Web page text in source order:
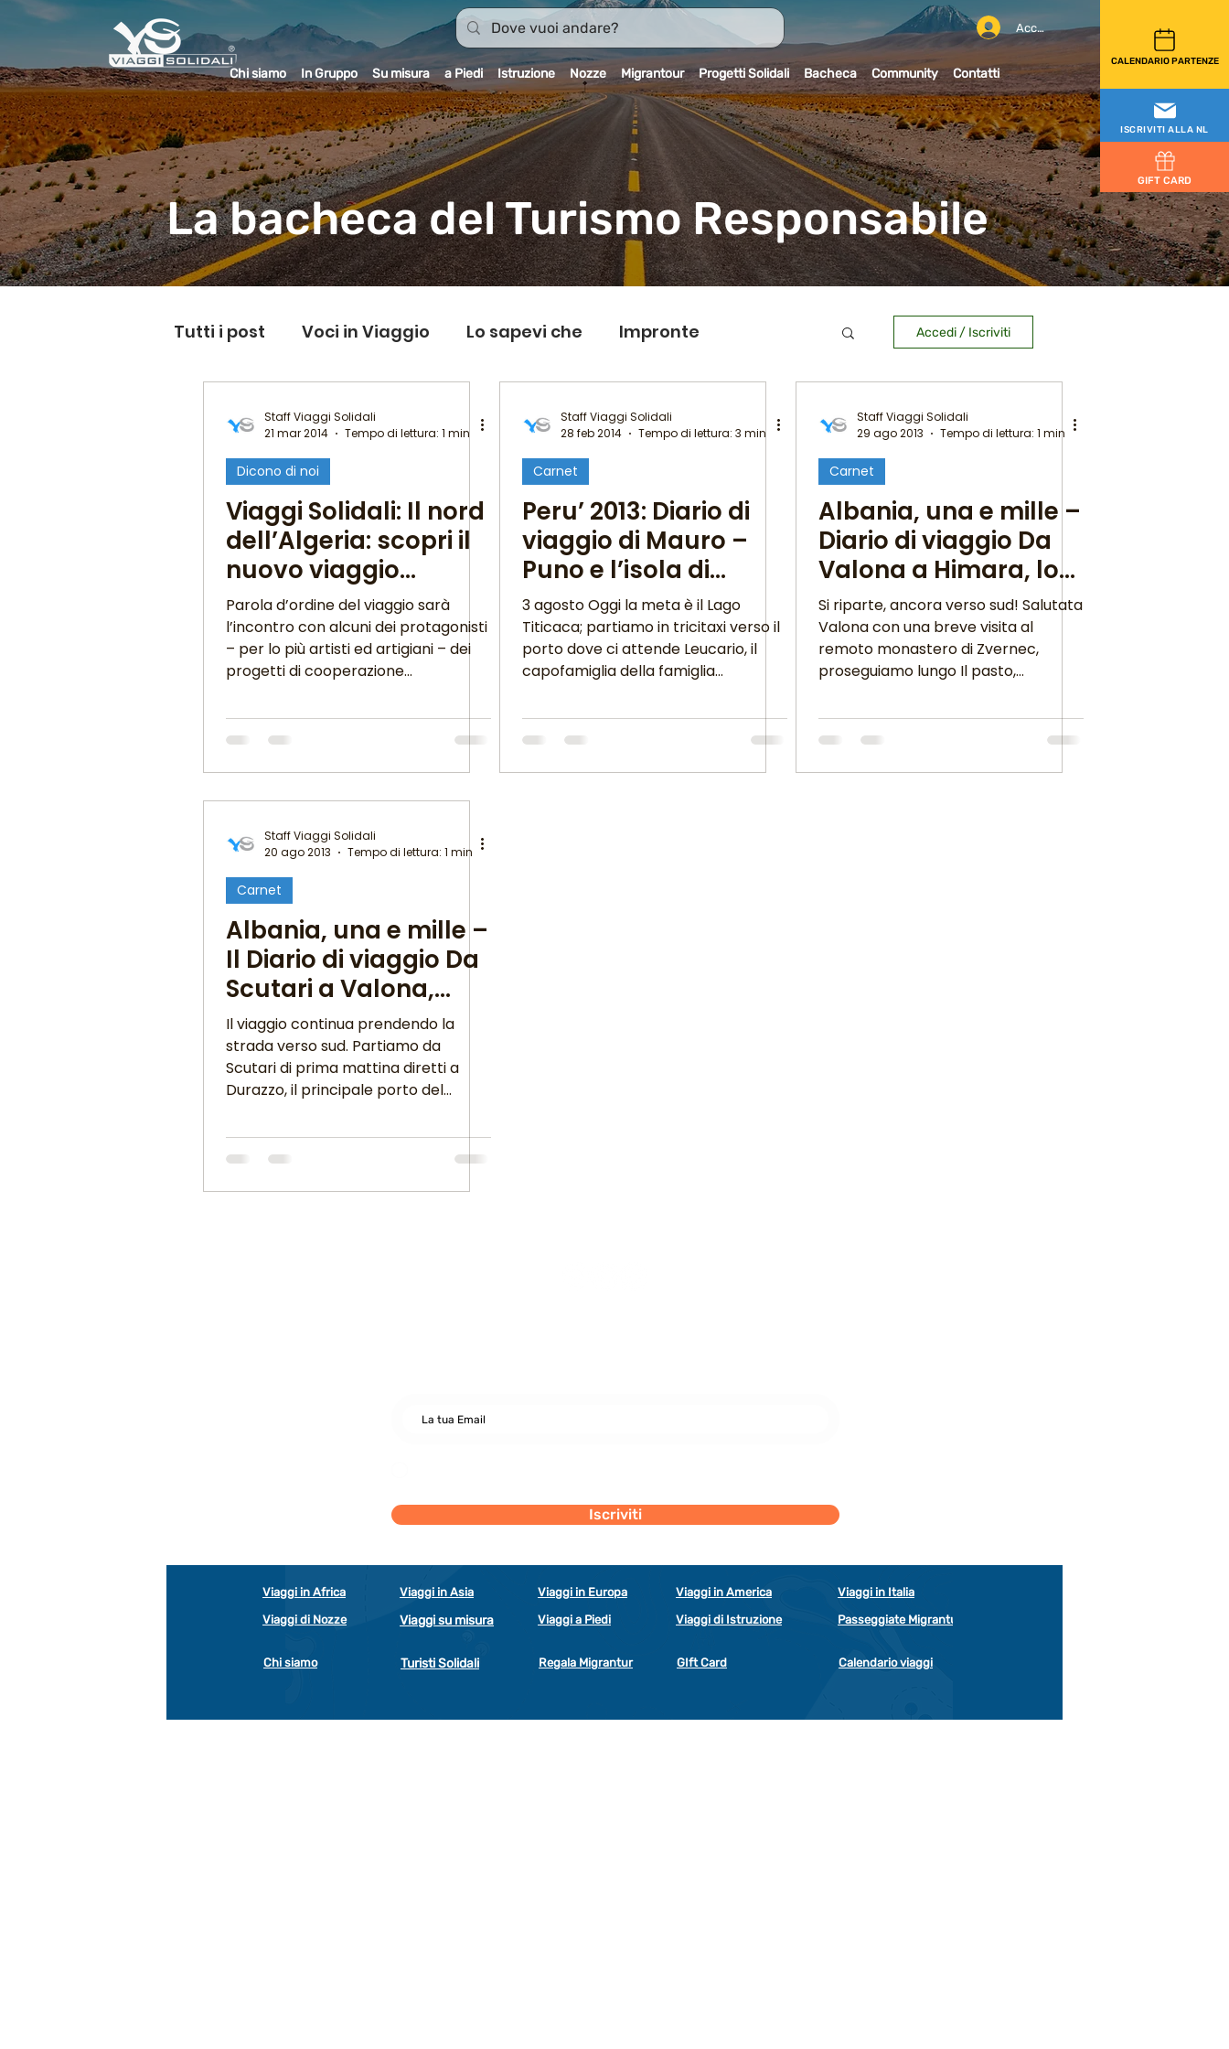
CALENDARIO PARTENZE
Accedi
ISCRIVITI ALLA NL
GIFT CARD
Chi siamo In Gruppo Su misura a Piedi Istruzione Nozze Migrantour Progetti Solidali Bacheca Community Contatti
La bacheca del Turismo Responsabile
Tutti i post Voci in Viaggio Lo sapevi che Impronte
Good News MigranFOOD
Il mondo @ casa mia Il mondo fuori mi aspetta
Viaggi in cucina Pillole di Migrantour
Accedi / Iscriviti
Staff Viaggi Solidali
21 mar 2014
Tempo di lettura: 1 min
Dicono di noi
Viaggi Solidali: Il nord
dell’Algeria: scopri il
nuovo viaggio
mercoledì 26 marzo
al Ristorante La S
Parola d’ordine del viaggio sarà
l’incontro con alcuni dei protagonisti
– per lo più artisti ed artigiani – dei
progetti di cooperazione...
Staff Viaggi Solidali
28 feb 2014
Tempo di lettura: 3 min
Carnet
Peru’ 2013: Diario di
viaggio di Mauro –
Puno e l’isola di
Taquile sul Lato
Titicaca
3 agosto Oggi la meta è il Lago
Titicaca; partiamo in tricitaxi verso il
porto dove ci attende Leucario, il
capofamiglia della famiglia...
Staff Viaggi Solidali
29 ago 2013
Tempo di lettura: 1 min
Carnet
Albania, una e mille –
Diario di viaggio Da
Valona a Himara, lo
splendore della
Riviera
Si riparte, ancora verso sud! Salutata
Valona con una breve visita al
remoto monastero di Zvernec,
proseguiamo lungo Il pasto,
Staff Viaggi Solidali
20 ago 2013
Tempo di lettura: 1 min
Carnet
Albania, una e mille –
Il Diario di viaggio Da
Scutari a Valona,
archeologia e
incontri
Il viaggio continua prendendo la
strada verso sud. Partiamo da
Scutari di prima mattina diretti a
Durazzo, il principale porto del
Iscriviti
Viaggi in Africa Viaggi in Asia Viaggi in Europa Viaggi in America
Viaggi in Italia
Viaggi di Nozze
Viaggi su misura Viaggi a Piedi Viaggi di Istruzione Passeggiate Migrantur
Chi siamo Turisti Solidali Regala Migrantur GIft Card Calendario viaggi